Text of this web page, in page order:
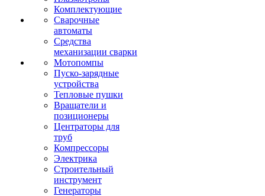
Комплектующие
Сварочные
автоматы
Средства
механизации сварки
Мотопомпы
Пуско-зарядные
устройства
Тепловые пушки
Вращатели и
позиционеры
Центраторы для
труб
Компрессоры
Электрика
Строительный
инструмент
Генераторы